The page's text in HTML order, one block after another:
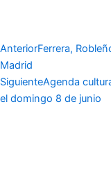
AnteriorFerrera,
Madrid
SiguienteAgenda
el domingo 8 de junio